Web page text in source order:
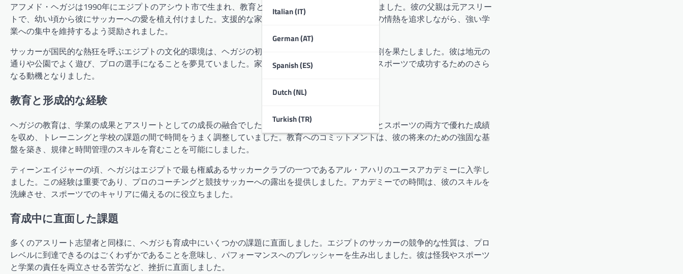
Italian (IT)
German (AT)
Spanish (ES)
Dutch (NL)
Turkish (TR)
アフメド・ヘガジは1990年にエジプトのアシウト市で生まれ、教育とスポーツを重んじる家族に育ちました。彼の父親は元アスリー
トで、幼い頃から彼にサッカーへの愛を植え付けました。支援的な家庭環境で育ったヘガジは、自分の情熱を追求しながら、強い学
業への集中を維持するよう奨励されました。
サッカーが国民的な熱狂を呼ぶエジプトの文化的環境は、ヘガジの初期の志望を形作る上で重要な役割を果たしました。彼は地元の
通りや公園でよく遊び、プロの選手になることを夢見ていました。家族の遺産に対する誇りは、彼がスポーツで成功するためのさら
なる動機となりました。
教育と形成的な経験
ヘガジの教育は、学業の成果とアスリートとしての成長の融合でした。彼は地元の学校に通い、学業とスポーツの両方で優れた成績
を収め、トレーニングと学校の課題の間で時間をうまく調整していました。教育へのコミットメントは、彼の将来のための強固な基
盤を築き、規律と時間管理のスキルを育むことを可能にしました。
ティーンエイジャーの頃、ヘガジはエジプトで最も権威あるサッカークラブの一つであるアル・アハリのユースアカデミーに入学し
ました。この経験は重要であり、プロのコーチングと競技サッカーへの露出を提供しました。アカデミーでの時間は、彼のスキルを
洗練させ、スポーツでのキャリアに備えるのに役立ちました。
育成中に直面した課題
多くのアスリート志望者と同様に、ヘガジも育成中にいくつかの課題に直面しました。エジプトのサッカーの競争的な性質は、プロ
レベルに到達できるのはごくわずかであることを意味し、パフォーマンスへのプレッシャーを生み出しました。彼は怪我やスポーツ
と学業の責任を両立させる苦労など、挫折に直面しました。